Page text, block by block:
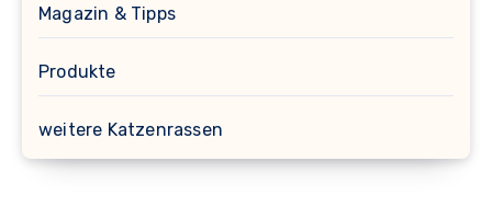
Magazin & Tipps
Produkte
weitere Katzenrassen